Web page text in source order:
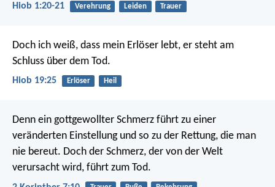
Hiob 1:20-21 Verehrung Leiden Trauer
Doch ich weiß, dass mein Erlöser lebt, er steht am
Schluss über dem Tod.
Hiob 19:25 Erlöser Heil
Denn ein gottgewollter Schmerz führt zu einer
veränderten Einstellung und so zu der Rettung, die man
nie bereut. Doch der Schmerz, der von der Welt
verursacht wird, führt zum Tod.